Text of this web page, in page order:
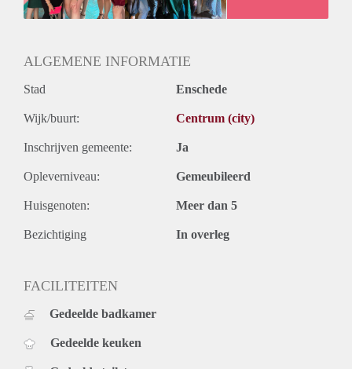
ALGEMENE INFORMATIE
Stad Enschede
Wijk/buurt: Centrum (city)
Inschrijven gemeente: Ja
Opleverniveau: Gemeubileerd
Huisgenoten: Meer dan 5
Bezichtiging In overleg
FACILITEITEN
Gedeelde badkamer
Gedeelde keuken